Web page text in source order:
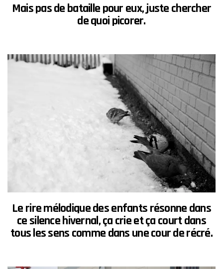
Mais pas de bataille pour eux, juste chercher
de quoi picorer.
Le rire mélodiquedes enfants résonne dans
ce silence hivernal, ça crie et ça court dans
tous les sens comme dans une cour de récré.